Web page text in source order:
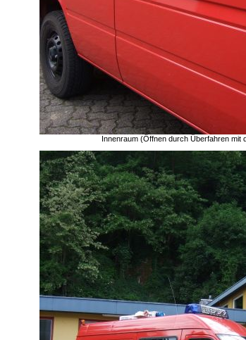
Innenraum (Öffnen durch Überfahren mit